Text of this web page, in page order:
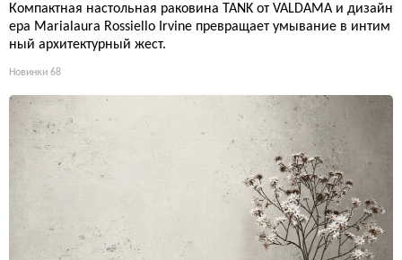
Компактная настольная раковина TANK от VALDAMA и дизайн
ера Marialaura Rossiello Irvine превращает умывание в интим
ный архитектурный жест.
Новинки 68